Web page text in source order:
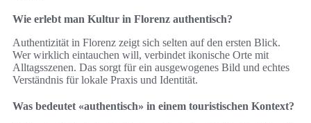
Wie erlebt man Kultur in Florenz authentisch?
Authentizität in Florenz zeigt sich selten auf den ersten Blick.
Wer wirklich eintauchen will, verbindet ikonische Orte mit
Alltagsszenen. Das sorgt für ein ausgewogenes Bild und echtes
Verständnis für lokale Praxis und Identität.
Was bedeutet «authentisch» in einem touristischen Kontext?